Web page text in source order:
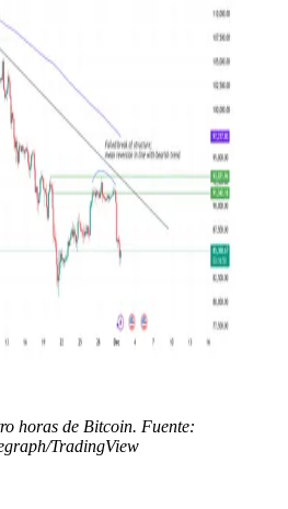
horas de Bitcoin. Fuente:
TradingView